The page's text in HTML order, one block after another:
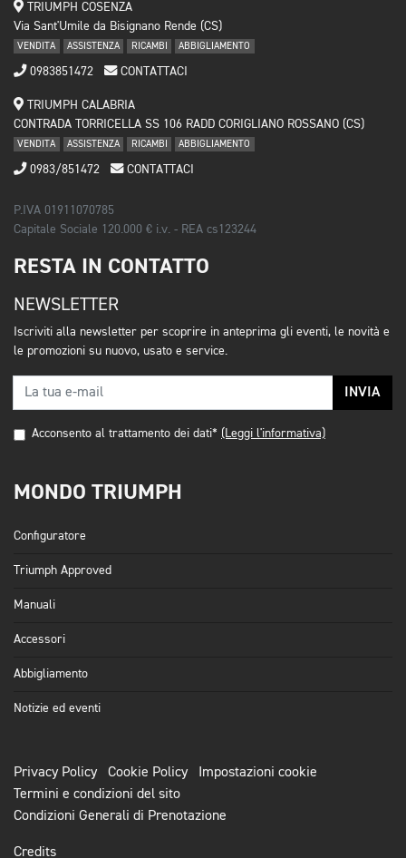
TRIUMPH COSENZA
Via Sant'Umile da Bisignano Rende (CS)
VENDITA ASSISTENZA RICAMBI ABBIGLIAMENTO
0983851472 CONTATTACI
TRIUMPH CALABRIA
CONTRADA TORRICELLA SS 106 RADD CORIGLIANO ROSSANO (CS)
VENDITA ASSISTENZA RICAMBI ABBIGLIAMENTO
0983/851472 CONTATTACI
P.IVA 01911070785
Capitale Sociale 120.000 € i.v. - REA cs123244
RESTA IN CONTATTO
NEWSLETTER
Iscriviti alla newsletter per scoprire in anteprima gli eventi, le novità e
le promozioni su nuovo, usato e service.
INVIA
Acconsento al trattamento dei dati* (Leggi l'informativa)
MONDO TRIUMPH
Configuratore
Triumph Approved
Manuali
Accessori
Abbigliamento
Notizie ed eventi
Privacy Policy Cookie Policy
Impostazioni cookie
Termini e condizioni del sito
Condizioni Generali di Prenotazione
Credits